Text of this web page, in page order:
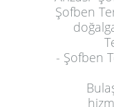
Şofben
- Şofben